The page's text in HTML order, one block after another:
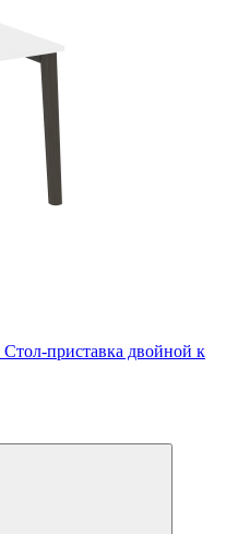
Стол-приставка двойной к